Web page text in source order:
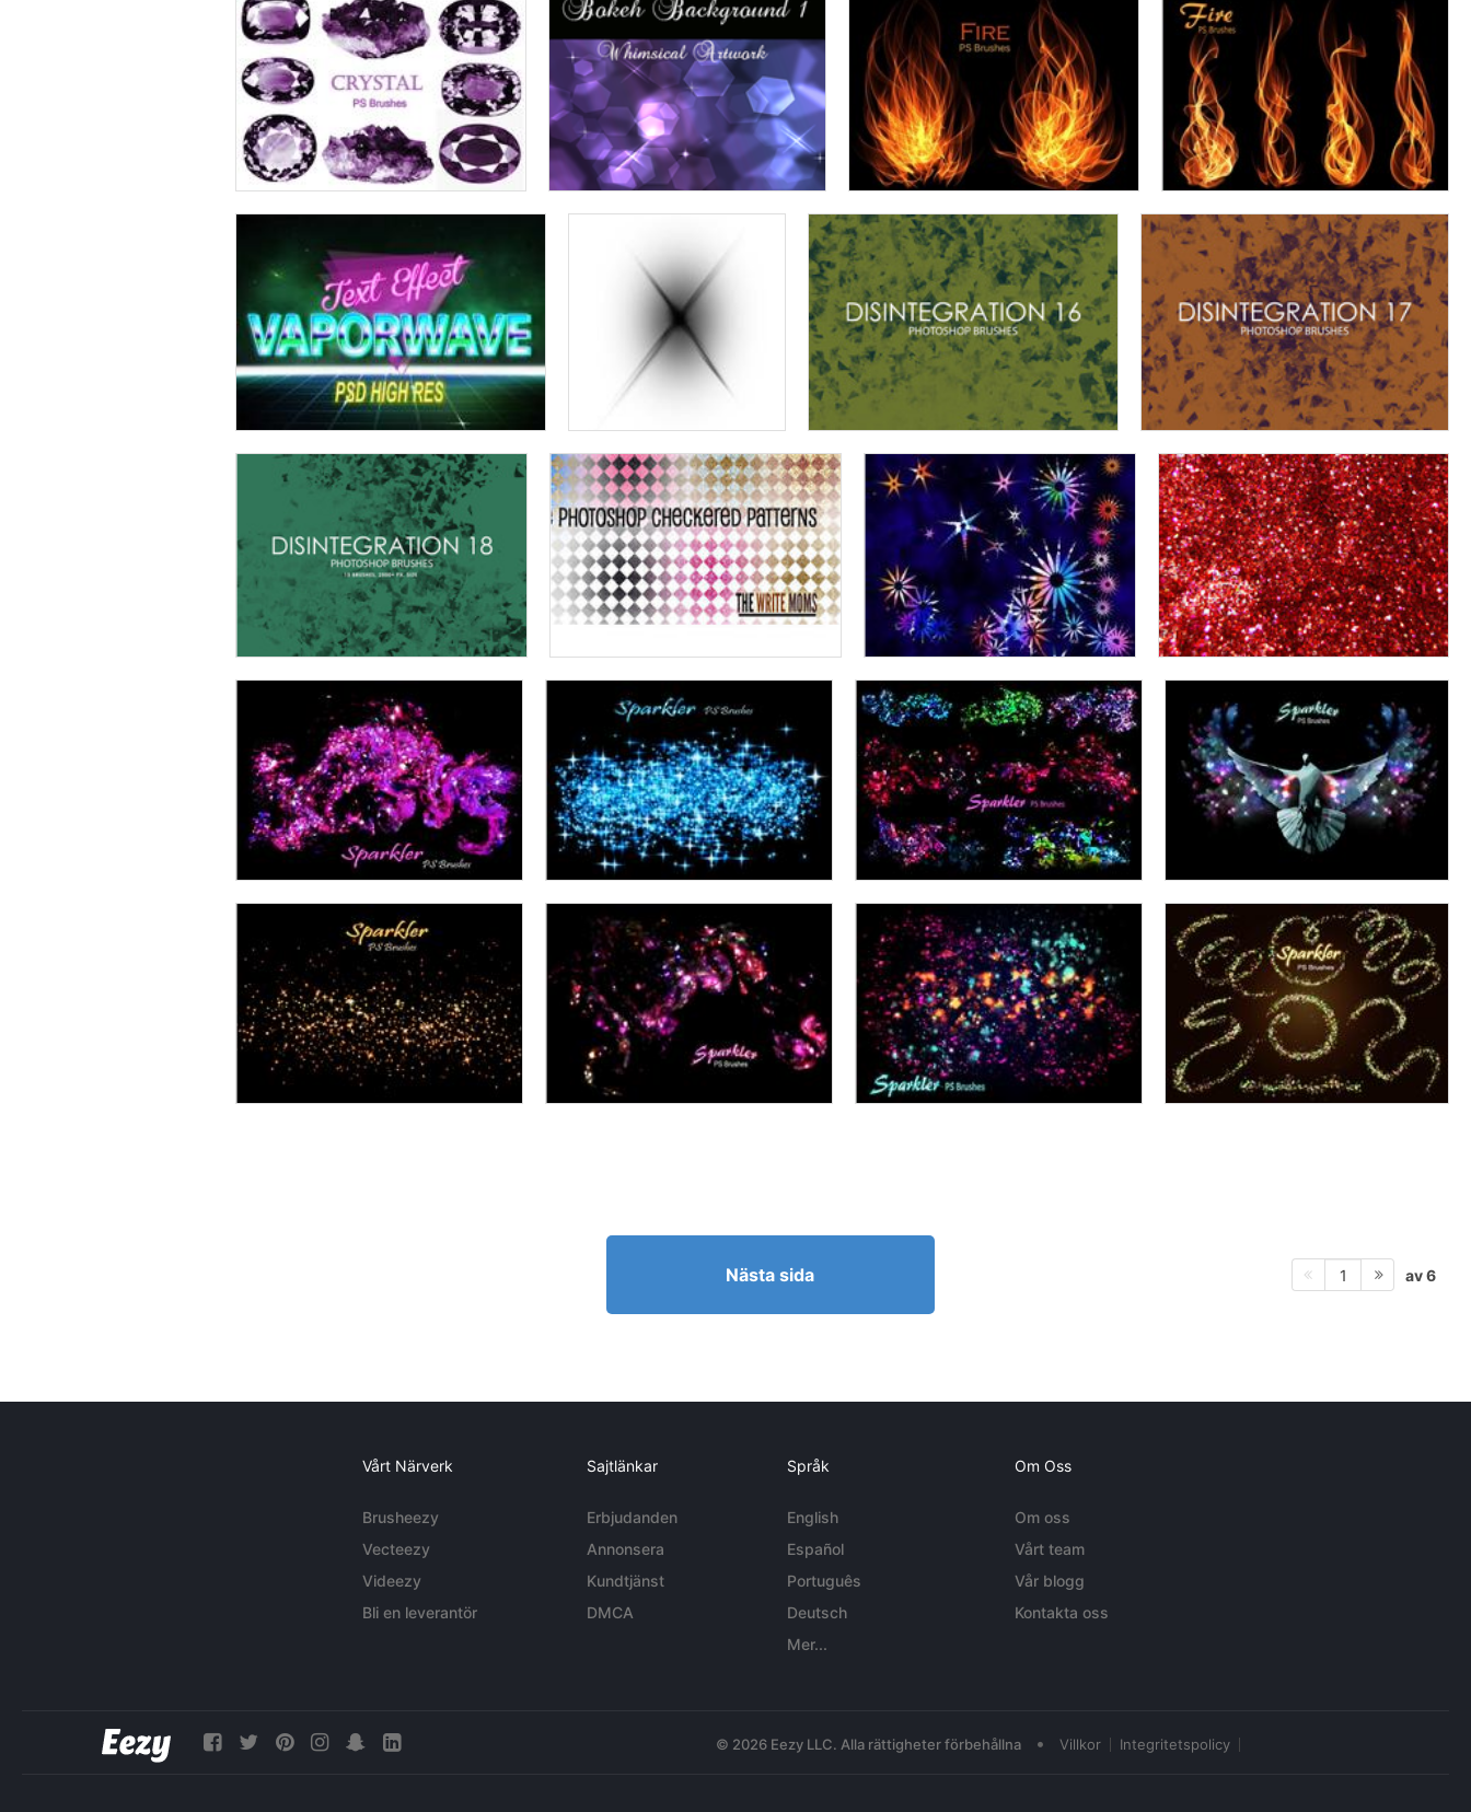
Nästa sida 1 av 6
Vårt Närverk
Brusheezy
Vecteezy
Videezy
Bli en leverantör
Sajtlänkar
Erbjudanden
Annonsera
Kundtjänst
DMCA
Språk
English
Español
Português
Deutsch
Mer...
Om Oss
Om oss
Vårt team
Vår blogg
Kontakta oss
© 2026 Eezy LLC. Alla rättigheter förbehållna • Villkor Integritetspolicy